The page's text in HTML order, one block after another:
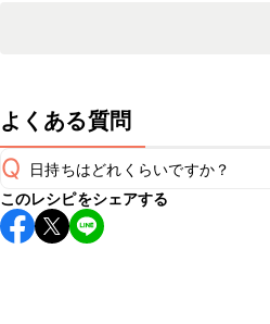
よくある質問
Q 日持ちはどれくらいですか？
保存期間は冷蔵で翌日中が目安で
し上がりください。
このレシピをシェアする